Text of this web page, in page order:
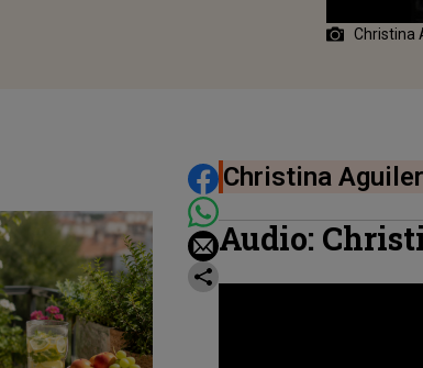
Christina
DISTRIBUIE
Christina
Audio: